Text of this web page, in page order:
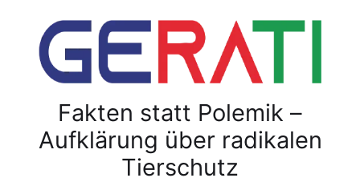
Fakten statt Polemik –
Aufklärung über radikalen
Tierschutz